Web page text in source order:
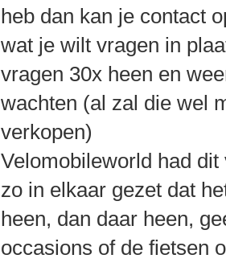
heb dan kan je contact
wat je wilt vragen in
vragen 30x heen en
wachten (al zal die wel
verkopen)
Velomobileworld had
zo in elkaar gezet dat
heen, dan daar heen,
occasions of de fietsen